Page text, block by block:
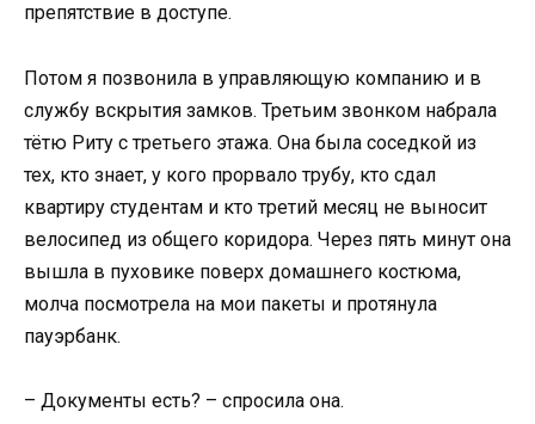
препятствие в доступе.
Потом я позвонила в управляющую компанию и в
службу вскрытия замков. Третьим звонком набрала
тётю Риту с третьего этажа. Она была соседкой из
тех, кто знает, у кого прорвало трубу, кто сдал
квартиру студентам и кто третий месяц не выносит
велосипед из общего коридора. Через пять минут она
вышла в пуховике поверх домашнего костюма,
молча посмотрела на мои пакеты и протянула
пауэрбанк.
– Документы есть? – спросила она.